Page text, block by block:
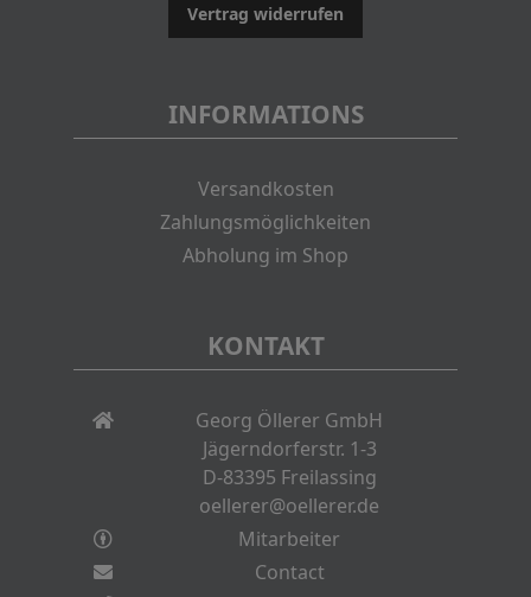
Vertrag widerrufen
INFORMATIONS
Versandkosten
Zahlungsmöglichkeiten
Abholung im Shop
KONTAKT
Georg Öllerer GmbH
Jägerndorferstr. 1-3
D-83395 Freilassing
oellerer@oellerer.de
Mitarbeiter
Contact